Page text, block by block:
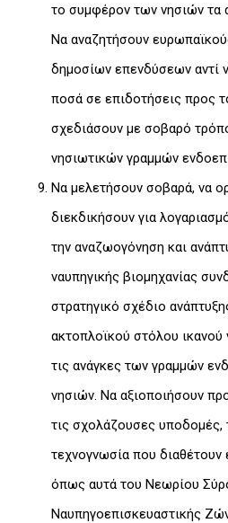
το συμφέρον των νησιών τα
Να αναζητήσουν
δημοσίων επενδύσεων αντί
ποσά σε επιδοτήσεις προς
σχεδιάσουν με σοβαρό
νησιωτικών γραμμών
Να μελετήσουν σοβαρά, να
διεκδικήσουν για
την αναζωογόνηση και
ναυπηγικής βιομηχανίας
στρατηγικό σχέδιο
ακτοπλοϊκού στόλου ικανού
τις ανάγκες των γραμμών
νησιών. Να αξιοποιήσουν
τις σχολάζουσες υποδομές,
τεχνογνωσία που διαθέτουν
όπως αυτά του Νεωρίου
Ναυπηγοεπισκευαστικής